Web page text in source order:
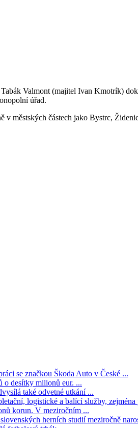
Valmont (majitel Ivan Kmotrík)
úřad.
městských částech jako Bystrc,
se značkou Škoda Auto v České ...
o desítky milionů eur. ...
také odvetné utkání ...
logistické a balící služby, zejména
korun. V meziročním ...
herních studií meziročně